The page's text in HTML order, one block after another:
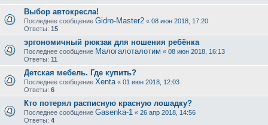
Выбор автокресла!
Последнее сообщение Gidro-Master2 « 08 июн 2018, 17:20
Ответы: 15
эргономичный рюкзак для ношения ребёнка
Последнее сообщение Малогалоталотим « 08 июн 2018, 16:13
Ответы: 11
Детская мебель. Где купить?
Последнее сообщение Xenta « 01 июн 2018, 12:03
Ответы: 6
Кто потерял расписную красную лошадку?
Последнее сообщение Gasenka-1 « 26 апр 2018, 14:56
Ответы: 4